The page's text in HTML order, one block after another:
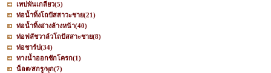
เทปพันเกลียว(5)
ท่อน้ำทิ้งโถปัสสาวะชาย(21)
ท่อน้ำทิ้งอ่างล้างหน้า(40)
ท่อฟลัชวาล์วโถปัสสาะชาย(8)
ท่อชาร์ป(34)
ทางน้ำออกชักโครก(1)
น็อต/สกรู/พุก(7)